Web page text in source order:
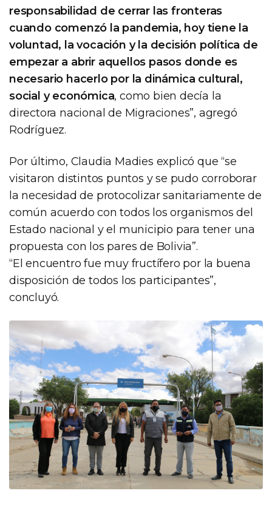
responsabilidad de cerrar las fronteras
cuando comenzó la pandemia, hoy tiene la
voluntad, la vocación y la decisión política de
empezar a abrir aquellos pasos donde es
necesario hacerlo por la dinámica cultural,
social y económica, como bien decía la
directora nacional de Migraciones”, agregó
Rodríguez.
Por último, Claudia Madies explicó que “se
visitaron distintos puntos y se pudo corroborar
la necesidad de protocolizar sanitariamente de
común acuerdo con todos los organismos del
Estado nacional y el municipio para tener una
propuesta con los pares de Bolivia”.
“El encuentro fue muy fructífero por la buena
disposición de todos los participantes”,
concluyó.